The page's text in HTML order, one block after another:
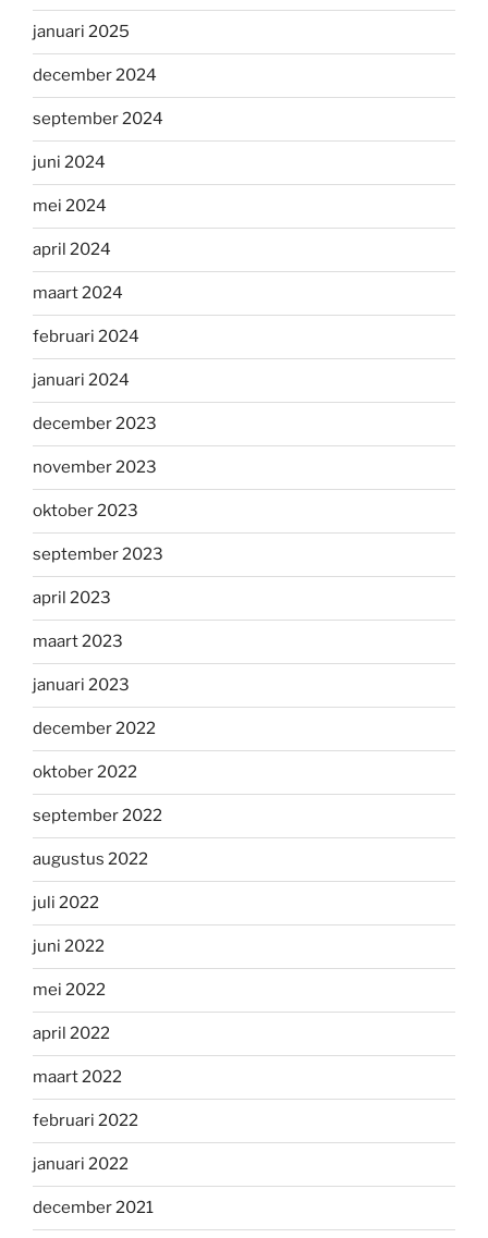
januari 2025
december 2024
september 2024
juni 2024
mei 2024
april 2024
maart 2024
februari 2024
januari 2024
december 2023
november 2023
oktober 2023
september 2023
april 2023
maart 2023
januari 2023
december 2022
oktober 2022
september 2022
augustus 2022
juli 2022
juni 2022
mei 2022
april 2022
maart 2022
februari 2022
januari 2022
december 2021